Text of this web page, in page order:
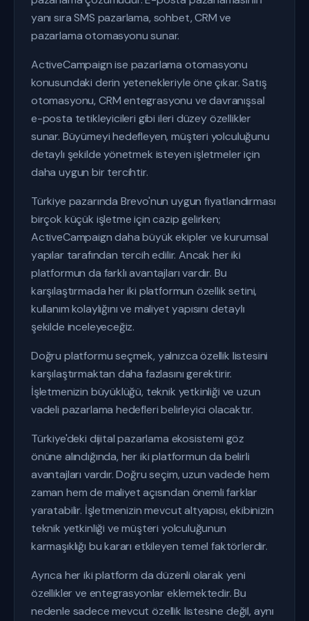
yanı sıra SMS pazarlama, sohbet, CRM ve
pazarlama otomasyonu sunar.
ActiveCampaign ise pazarlama otomasyonu
konusundaki derin yetenekleriyle öne çıkar. Satış
otomasyonu, CRM entegrasyonu ve davranışsal
e-posta tetikleyicileri gibi ileri düzey özellikler
sunar. Büyümeyi hedefleyen, müşteri yolculuğunu
detaylı şekilde yönetmek isteyen işletmeler için
daha uygun bir tercihtir.
Türkiye pazarında Brevo'nun uygun fiyatlandırması
birçok küçük işletme için cazip gelirken;
ActiveCampaign daha büyük ekipler ve kurumsal
yapılar tarafından tercih edilir. Ancak her iki
platformun da farklı avantajları vardır. Bu
karşılaştırmada her iki platformun özellik setini,
kullanım kolaylığını ve maliyet yapısını detaylı
şekilde inceleyeceğiz.
Doğru platformu seçmek, yalnızca özellik listesini
karşılaştırmaktan daha fazlasını gerektirir.
İşletmenizin büyüklüğü, teknik yetkinliği ve uzun
vadeli pazarlama hedefleri belirleyici olacaktır.
Türkiye'deki dijital pazarlama ekosistemi göz
önüne alındığında, her iki platformun da belirli
avantajları vardır. Doğru seçim, uzun vadede hem
zaman hem de maliyet açısından önemli farklar
yaratabilir. İşletmenizin mevcut altyapısı, ekibinizin
teknik yetkinliği ve müşteri yolculuğunun
karmaşıklığı bu kararı etkileyen temel faktörlerdir.
Ayrıca her iki platform da düzenli olarak yeni
özellikler ve entegrasyonlar eklemektedir. Bu
nedenle sadece mevcut özellik listesine değil, aynı